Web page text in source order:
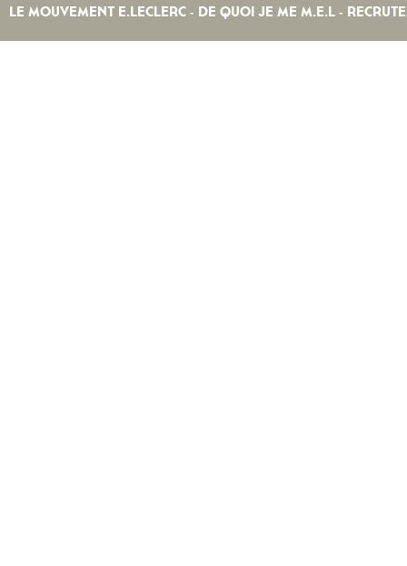
LE MOUVEMENT E.LECLERC - DE QUOI JE ME M.E.L -